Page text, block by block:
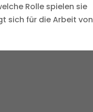
Rolle spielen sie
sich für die Arbeit von